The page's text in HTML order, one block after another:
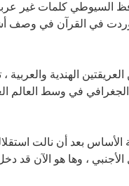
السيوطي كلمات غير
وردت في القرآن في وصف
الهندية والعربية ،
في وسط العالم
بعد أن نالت
، وها هو الآن قد